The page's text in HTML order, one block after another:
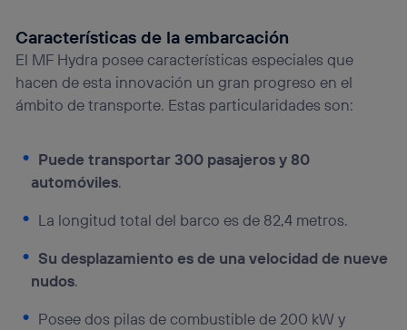
Características de la embarcación
El MF Hydra posee características especiales que
hacen de esta innovación un gran progreso en el
ámbito de transporte. Estas particularidades son:
Puede transportar 300 pasajeros y 80
automóviles.
La longitud total del barco es de 82,4 metros.
Su desplazamiento es de una velocidad de nueve
nudos.
Posee dos pilas de combustible de 200 kW y